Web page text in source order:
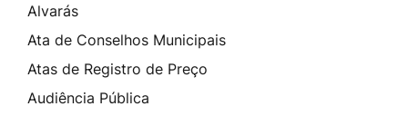
Alvarás
Ata de Conselhos Municipais
Atas de Registro de Preço
Audiência Pública